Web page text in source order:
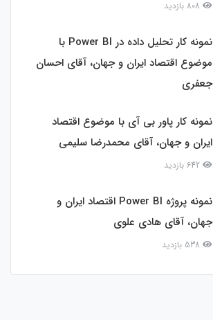
نمونه کار تحلیل داده در Power BI با
موضوع اقتصاد ایران و جهان، آقای احسان
جعفری
نمونه کار پاور بی آی با موضوع اقتصاد
ایران و جهان، آقای محمدرضا سلیمی
نمونه پروژه Power BI اقتصاد ایران و
جهان، آقای هادی علوی